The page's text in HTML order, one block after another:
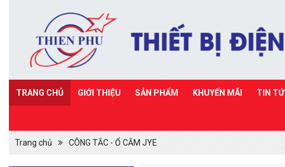
TRANG CHỦ GIỚI THIỆU SẢN PHẨM KHUYẾN MÃI TIN
Trang chủ CÔNG TẮC - Ổ CẮM JYE